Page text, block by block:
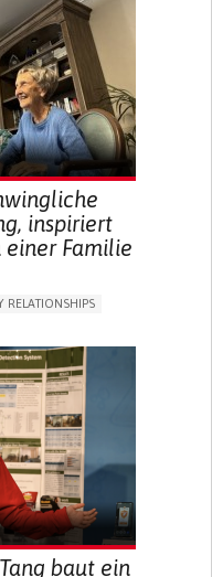
inspiriert
einer Familie
RELATIONSHIPS
baut ein